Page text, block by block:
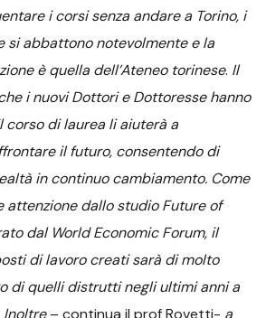
i corsi senza andare a Torino, i
si abbattono notevolmente e la
è quella dell’Ateneo torinese. Il
i nuovi Dottori e Dottoresse hanno
di laurea li aiuterà a
il futuro, consentendo di
in continuo cambiamento. Come
attenzione dallo studio Future of
dal World Economic Forum, il
di lavoro creati sarà di molto
di quelli distrutti negli ultimi anni a
Inoltre– continua il prof Rovetti- a